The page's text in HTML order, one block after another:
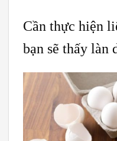
Cần thực hiện
bạn sẽ thấy làn